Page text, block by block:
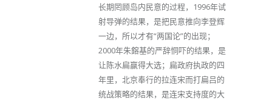
长期罔顾岛内民意的过程，1996年试
射导弹的结果，是把民意推向李登辉
一边，所以才有“两国论”的出现；
2000年朱鎔基的严辞恫吓的结果，是
让陈水扁赢得大选；扁政府执政的四
年里，北京奉行的拉连宋而打扁吕的
统战策略的结果，是连宋支持度的大